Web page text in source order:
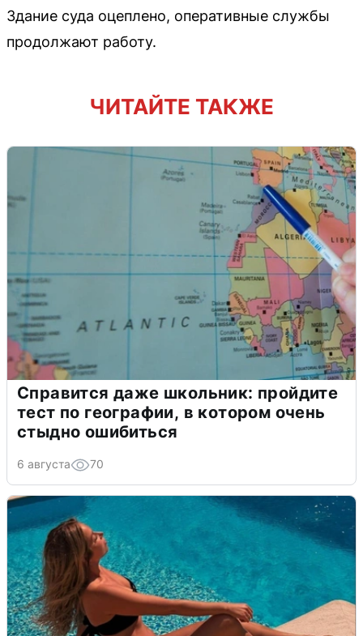
Здание суда оцеплено, оперативные службы
продолжают работу.
ЧИТАЙТЕ ТАКЖЕ
Справится даже школьник: пройдите
тест по географии, в котором очень
стыдно ошибиться
6 августа 70